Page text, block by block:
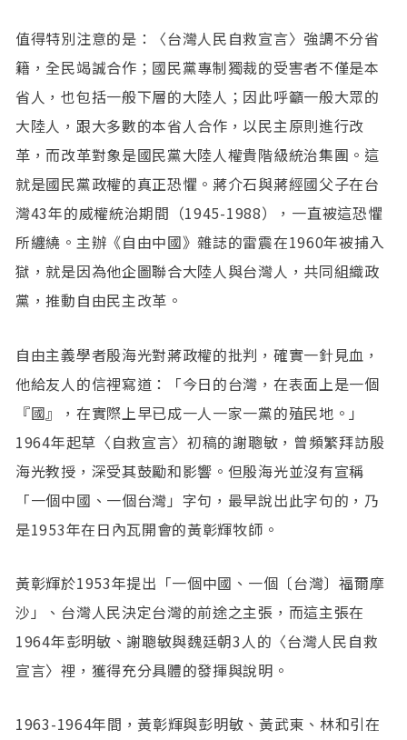
值得特別注意的是：〈台灣人民自救宣言〉強調不分省
籍，全民竭誠合作；國民黨專制獨裁的受害者不僅是本
省人，也包括一般下層的大陸人；因此呼籲一般大眾的
大陸人，跟大多數的本省人合作，以民主原則進行改
革，而改革對象是國民黨大陸人權貴階級統治集團。這
就是國民黨政權的真正恐懼。蔣介石與蔣經國父子在台
灣43年的威權統治期間（1945-1988），一直被這恐懼
所纏繞。主辦《自由中國》雜誌的雷震在1960年被捕入
獄，就是因為他企圖聯合大陸人與台灣人，共同組織政
黨，推動自由民主改革。
自由主義學者殷海光對蔣政權的批判，確實一針見血，
他給友人的信裡寫道：「今日的台灣，在表面上是一個
『國』，在實際上早已成一人一家一黨的殖民地。」
1964年起草〈自救宣言〉初稿的謝聰敏，曾頻繁拜訪殷
海光教授，深受其鼓勵和影響。但殷海光並沒有宣稱
「一個中國、一個台灣」字句，最早說出此字句的，乃
是1953年在日內瓦開會的黃彰輝牧師。
黃彰輝於1953年提出「一個中國、一個〔台灣〕福爾摩
沙」、台灣人民決定台灣的前途之主張，而這主張在
1964年彭明敏、謝聰敏與魏廷朝3人的〈台灣人民自救
宣言〉裡，獲得充分具體的發揮與說明。
1963-1964年間，黃彰輝與彭明敏、黃武東、林和引在